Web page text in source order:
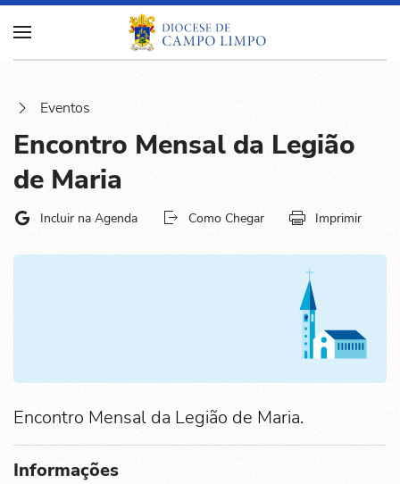
Eventos
Encontro Mensal da Legião
de Maria
Incluir na Agenda Como Chegar Imprimir
Encontro Mensal da Legião de Maria.
Informações